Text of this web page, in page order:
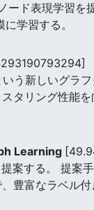
ード表現学習を
学習する。
う新しいグラ
タリング性能
Learning
案する。 提案
豊富なラベル